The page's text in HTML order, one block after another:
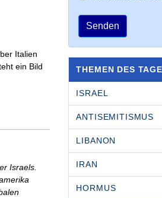
Italien
ein Bild
Israels.
Senden
THEMEN DES
ISRAEL
ANTISEMITISMUS
LIBANON
IRAN
HORMUS